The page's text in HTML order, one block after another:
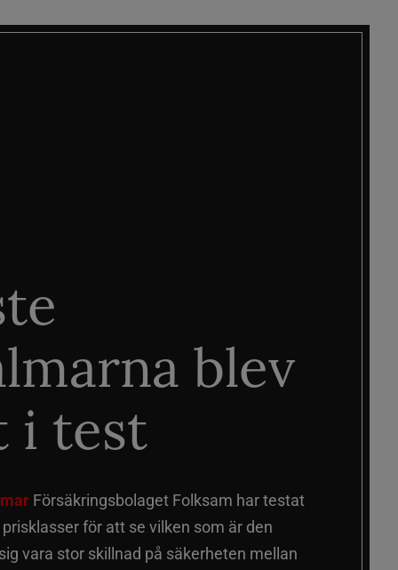
blev
i test
Försäkringsbolaget Folksam har testat
för att se vilken som är den
vara stor skillnad på säkerheten mellan